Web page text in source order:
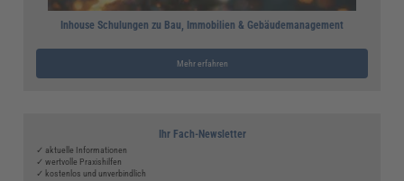
Inhouse Schulungen zu Bau, Immobilien & Gebäudemanagement
Mehr erfahren
Ihr Fach-Newsletter
✓ aktuelle Informationen
✓ wertvolle Praxishilfen
✓ kostenlos und unverbindlich